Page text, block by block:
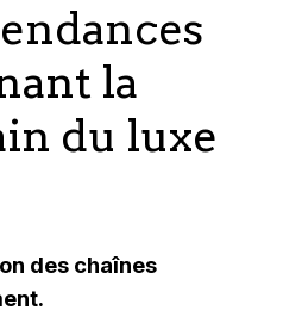
la
du luxe
des chaînes